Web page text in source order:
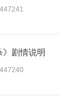
》剧情说明